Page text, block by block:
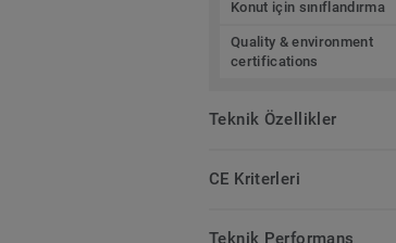
Konut için sınıflandırma
Quality & environment
certifications
Teknik Özellikler
CE Kriterleri
Teknik Performans